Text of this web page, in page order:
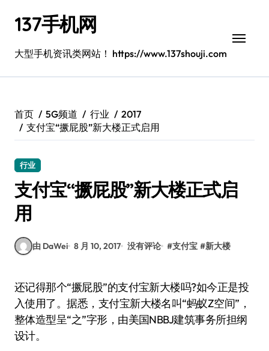
137手机网
大型手机资讯类网站！ https://www.137shouji.com
首页 5G频道 行业
2017
支付宝“撅屁股”新大楼正式启用
行业
支付宝“撅屁股”新大楼正式启
用
由 DaWei 8 月 10, 2017 没有评论 #支付宝 #新大楼
还记得那个“撅屁股”的支付宝新大楼吗?如今正是投
入使用了。据悉，支付宝新大楼名叫“蚂蚁Z空间”，
整体造型呈“之”字形，由美国NBBJ建筑事务所担纲
设计。